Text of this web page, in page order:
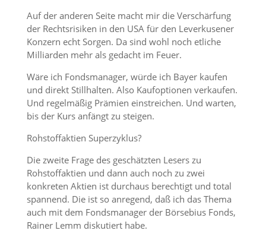
Auf der anderen Seite macht mir die Verschärfung
der Rechtsrisiken in den USA für den Leverkusener
Konzern echt Sorgen. Da sind wohl noch etliche
Milliarden mehr als gedacht im Feuer.
Wäre ich Fondsmanager, würde ich Bayer kaufen
und direkt Stillhalten. Also Kaufoptionen verkaufen.
Und regelmäßig Prämien einstreichen. Und warten,
bis der Kurs anfängt zu steigen.
Rohstoffaktien Superzyklus?
Die zweite Frage des geschätzten Lesers zu
Rohstoffaktien und dann auch noch zu zwei
konkreten Aktien ist durchaus berechtigt und total
spannend. Die ist so anregend, daß ich das Thema
auch mit dem Fondsmanager der Börsebius Fonds,
Rainer Lemm diskutiert habe.